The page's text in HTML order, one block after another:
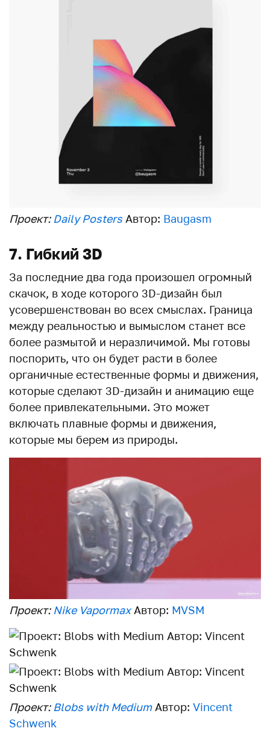
Проект: Daily Posters Автор: Baugasm
7. Гибкий 3D
За последние два года произошел огромный
скачок, в ходе которого 3D-дизайн был
усовершенствован во всех смыслах. Граница
между реальностью и вымыслом станет все
более размытой и неразличимой. Мы готовы
поспорить, что он будет расти в более
органичные естественные формы и движения,
которые сделают 3D-дизайн и анимацию еще
более привлекательными. Это может
включать плавные формы и движения,
которые мы берем из природы.
Проект: Nike VapormaxАвтор: MVSM
Проект: Blobs with MediumАвтор: Vincent
Schwenk